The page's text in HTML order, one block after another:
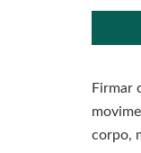
Firmar
corpo,